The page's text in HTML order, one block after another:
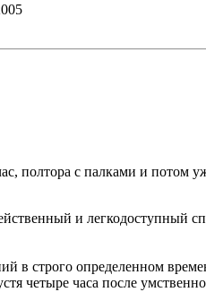
полтора с палками и потом
и легкодоступный
в строго определенном
четыре часа после